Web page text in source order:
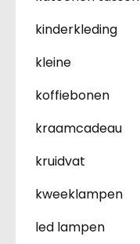
kinderkleding
kleine
koffiebonen
kraamcadeau
kruidvat
kweeklampen
led lampen